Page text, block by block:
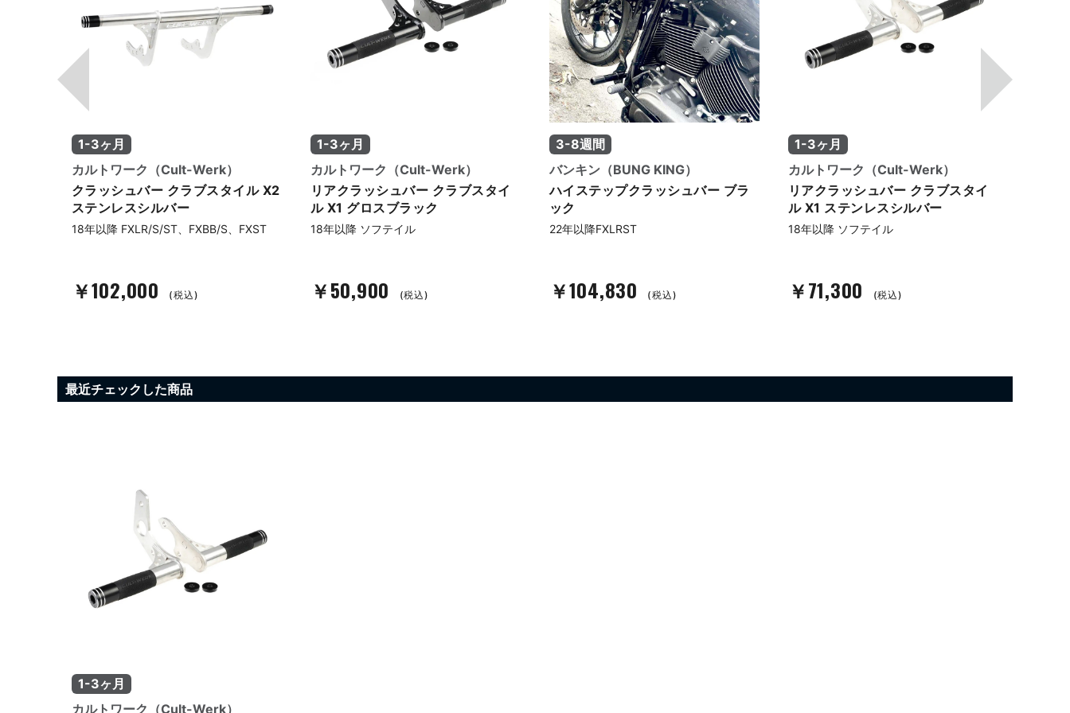
1-3ヶ月
カルトワーク（Cult-Werk）
クラッシュバー クラブスタイル X2
ステンレスシルバー
18年以降 FXLR/S/ST、FXBB/S、FXST
￥102,000 (税込)
1-3ヶ月
カルトワーク（Cult-Werk）
リアクラッシュバー クラブスタイ
ル X1 グロスブラック
18年以降 ソフテイル
￥50,900 (税込)
3-8週間
バンキン（BUNG KING）
ハイステップクラッシュバー ブラ
ック
22年以降FXLRST
￥104,830 (税込)
1-3ヶ月
カルトワーク（Cult-Werk）
リアクラッシュバー クラブスタイ
ル X1 ステンレスシルバー
18年以降 ソフテイル
￥71,300 (税込)
最近チェックした商品
1-3ヶ月
カルトワーク（Cult-Werk）